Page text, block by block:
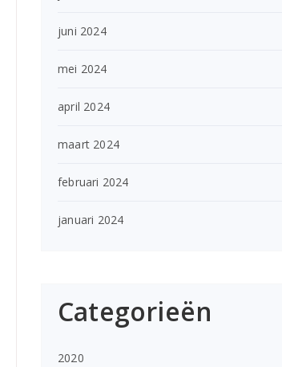
juni 2024
mei 2024
april 2024
maart 2024
februari 2024
januari 2024
Categorieën
2020